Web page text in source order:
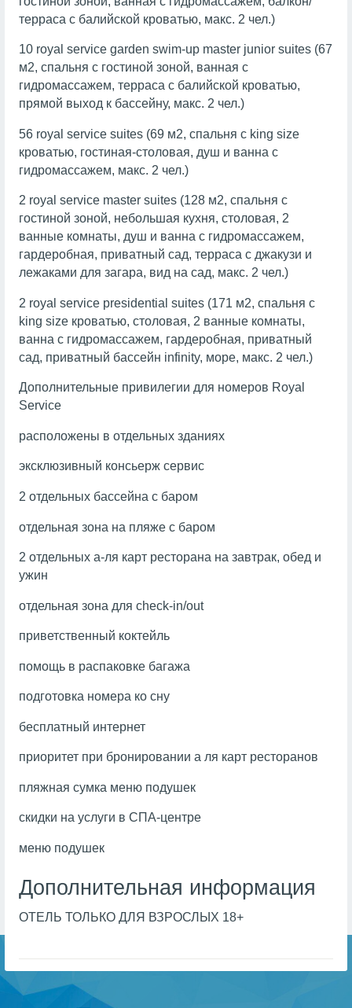
терраса с балийской кроватью, макс. 2 чел.)
10 royal service garden swim-up master junior suites (67
м2, спальня с гостиной зоной, ванная с
гидромассажем, терраса с балийской кроватью,
прямой выход к бассейну, макс. 2 чел.)
56 royal service suites (69 м2, спальня с king size
кроватью, гостиная-столовая, душ и ванна с
гидромассажем, макс. 2 чел.)
2 royal service master suites (128 м2, спальня с
гостиной зоной, небольшая кухня, столовая, 2
ванные комнаты, душ и ванна с гидромассажем,
гардеробная, приватный сад, терраса с джакузи и
лежаками для загара, вид на сад, макс. 2 чел.)
2 royal service presidential suites (171 м2, спальня с
king size кроватью, столовая, 2 ванные комнаты,
ванна с гидромассажем, гардеробная, приватный
сад, приватный бассейн infinity, море, макс. 2 чел.)
Дополнительные привилегии для номеров Royal
Service
расположены в отдельных зданиях
эксклюзивный консьерж сервис
2 отдельных бассейна с баром
отдельная зона на пляже с баром
2 отдельных а-ля карт ресторана на завтрак, обед и
ужин
отдельная зона для check-in/out
приветственный коктейль
помощь в распаковке багажа
подготовка номера ко сну
бесплатный интернет
приоритет при бронировании а ля карт ресторанов
пляжная сумка меню подушек
скидки на услуги в СПА-центре
меню подушек
Дополнительная информация
ОТЕЛЬ ТОЛЬКО ДЛЯ ВЗРОСЛЫХ 18+